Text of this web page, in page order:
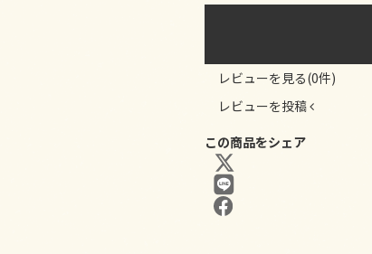
レビューを見る(0件)
レビューを投稿
この商品をシェア